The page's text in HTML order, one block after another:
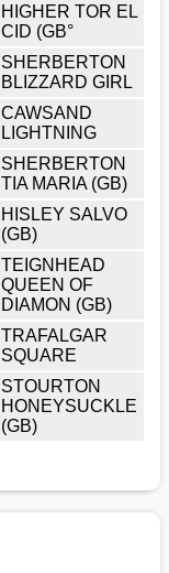
HIGHER TOR EL
CID (GB°
SHERBERTON
BLIZZARD GIRL
CAWSAND
LIGHTNING
SHERBERTON
TIA MARIA (GB)
HISLEY SALVO
(GB)
TEIGNHEAD
QUEEN OF
DIAMON (GB)
TRAFALGAR
SQUARE
STOURTON
HONEYSUCKLE
(GB)